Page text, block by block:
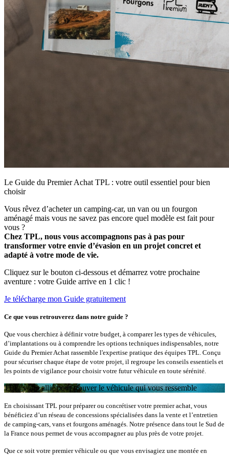
Le Guide du Premier Achat TPL : votre outil essentiel pour bien
choisir
Vous rêvez d’acheter un camping-car, un van ou un fourgon
aménagé mais vous ne savez pas encore quel modèle est fait pour
vous ?
Chez TPL, nous vous accompagnons pas à pas pour
transformer votre envie d’évasion en un projet concret et
adapté à votre mode de vie.
Cliquez sur le bouton ci-dessous et démarrez votre prochaine
aventure : votre Guide arrive en 1 clic !
Je télécharge mon Guide gratuitement
Ce que vous retrouverez dans notre guide ?
Que vous cherchiez à définir votre budget, à comparer les types de véhicules,
d’implantations ou à comprendre les options techniques indispensables, notre
Guide du Premier Achat rassemble l'expertise pratique des équipes TPL. Conçu
pour sécuriser chaque étape de votre projet, il regroupe les conseils essentiels et
les points de vigilance pour choisir votre futur véhicule en toute sérénité.
TPL, votre allié pour trouver le véhicule qui vous ressemble
En choisissant TPL pour préparer ou concrétiser votre premier achat, vous
bénéficiez d’un réseau de concessions spécialisées dans la vente et l’entretien
de camping‑cars, vans et fourgons aménagés. Notre présence dans tout le Sud de
la France nous permet de vous accompagner au plus près de votre projet.
Que ce soit votre premier véhicule ou que vous envisagiez une montée en